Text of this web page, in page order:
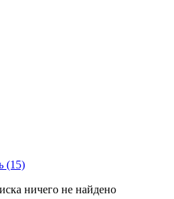
(15)
ничего не найдено